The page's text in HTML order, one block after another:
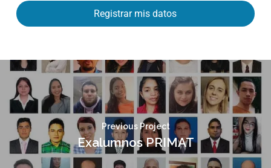
Registrar mis datos
Previous Project
Exalumnos PRIMAT